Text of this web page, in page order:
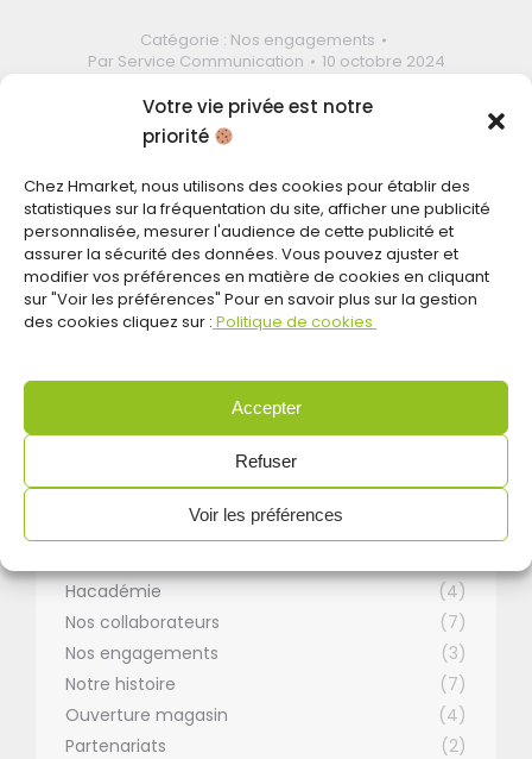
Votre vie privée est notre
priorité
Chez Hmarket, nous utilisons des cookies pour établir des
statistiques sur la fréquentation du site, afficher une publicité
personnalisée, mesurer l'audience de cette publicité et
assurer la sécurité des données. Vous pouvez ajuster et
modifier vos préférences en matière de cookies en cliquant
sur "Voir les préférences" Pour en savoir plus sur la gestion
des cookies cliquez sur : Politique de cookies
Accepter
Refuser
Voir les préférences
Catégorie : Nos engagements
Par Service Communication 10 octobre 2024
Auteur :Service
Communication
Blog categories
Hacadémie
(4)
Nos collaborateurs
(7)
Nos engagements
(3)
Notre histoire
(7)
Ouverture magasin
(4)
Partenariats
(2)